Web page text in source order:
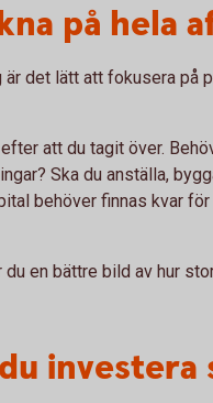
på hela
är det lätt att fokusera på
att du tagit över.
Ska du anställa,
behöver finnas kvar
du en bättre bild av hur
investera